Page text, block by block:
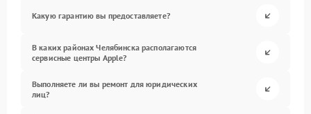
Какую гарантию вы предоставляете?
В каких районах Челябинска располагаются
сервисные центры Apple?
Выполняете ли вы ремонт для юридических
лиц?